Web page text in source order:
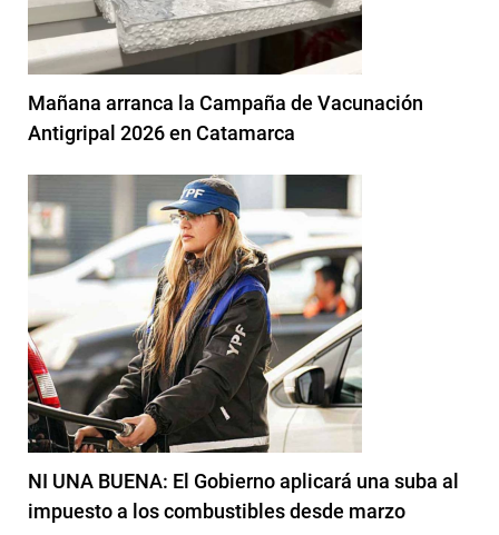
Mañana arranca la Campaña de Vacunación
Antigripal 2026 en Catamarca
NI UNA BUENA: El Gobierno aplicará una suba al
impuesto a los combustibles desde marzo